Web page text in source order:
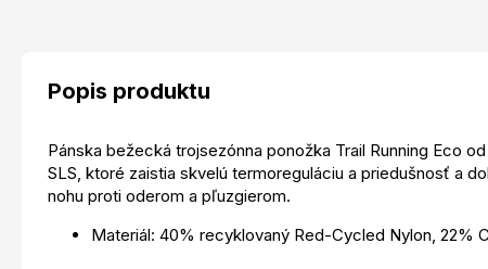
Popis produktu
Pánska bežecká trojsezónna ponožka Trail Running Eco
SLS, ktoré zaistia skvelú termoreguláciu a priedušnosť a
nohu proti oderom a pľuzgierom.
Materiál: 40% recyklovaný Red-Cycled Nylon, 22%